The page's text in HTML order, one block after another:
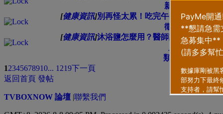
新手常見錯誤
[健康資訊]別再怪太累！吃完午餐想睡覺是這
徵：愈吃愈累
[健康資訊]沐浴鹽怎麼用？醫師詳解２類成分
用法全指南
類型
排序方式
12345678910... 1219下一頁
返回首頁 發帖
TVBOXNOW 論壇 |聯繫我們